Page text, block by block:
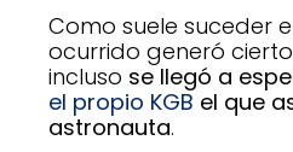
Como suele suceder
ocurrido generó
incluso se llegó a
el propio KGB el que
astronauta.